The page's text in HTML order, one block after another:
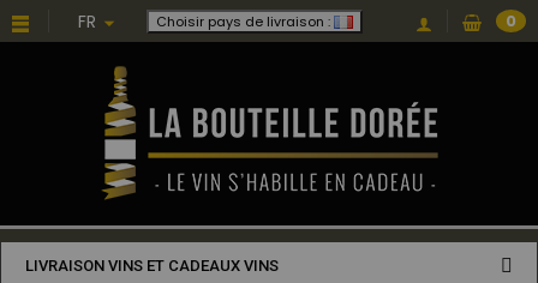
FR Choisir pays de livraison : 0
LIVRAISON VINS ET CADEAUX VINS